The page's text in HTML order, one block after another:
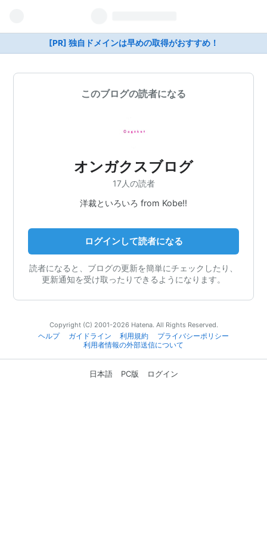
[PR] 独自ドメインは早めの取得がおすすめ！
このブログの読者になる
オンガクスブログ
17人の読者
洋裁といろいろ from Kobe!!
ログインして読者になる
読者になると、ブログの更新を簡単にチェックしたり、
更新通知を受け取ったりできるようになります。
Copyright (C) 2001-2026 Hatena. All Rights Reserved.
ヘルプ
ガイドライン 利用規約
プライバシーポリシー
利用者情報の外部送信について
日本語 PC版 ログイン